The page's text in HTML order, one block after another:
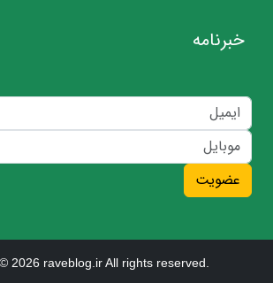
خبرنامه
عضویت
2026 raveblog.ir All rights reserved.